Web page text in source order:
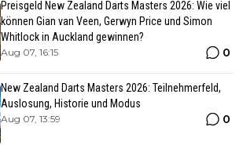
Preisgeld New Zealand Darts Masters 2026: Wie viel
können Gian van Veen, Gerwyn Price und Simon
Whitlock in Auckland gewinnen?
Aug 07, 16:15 0
New Zealand Darts Masters 2026: Teilnehmerfeld,
Auslosung, Historie und Modus
Aug 07, 13:59 0